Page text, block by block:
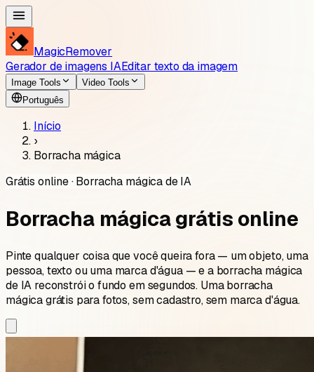
MagicRemover
Gerador de imagens IAEditar texto da imagem
Image Tools
Video Tools
Português
Início
›
Borracha mágica
Grátis online · Borracha mágica de IA
Borracha mágica grátis online
Pinte qualquer coisa que você queira fora — um objeto, uma
pessoa, texto ou uma marca d'água — e a borracha mágica
de IA reconstrói o fundo em segundos. Uma borracha
mágica grátis para fotos, sem cadastro, sem marca d'água.